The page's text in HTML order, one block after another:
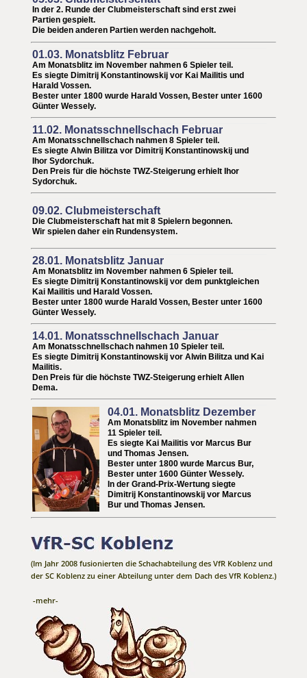
In der 2. Runde der Clubmeisterschaft sind erst zwei
Partien gespielt.
Die beiden anderen Partien werden nachgeholt.
01.03. Monatsblitz Februar
Am Monatsblitz im November nahmen 6 Spieler teil.
Es siegte Dimitrij Konstantinowskij vor Kai Mailitis und
Harald Vossen.
Bester unter 1800 wurde Harald Vossen,Bester unter 1600
Günter Wessely.
11.02. Monatsschnellschach Februar
Am Monatsschnellschach nahmen 8 Spieler teil.
Es siegte Alwin Bilitza vor Dimitrij Konstantinowskijund
Ihor Sydorchuk.
Den Preis für die höchste TWZ-Steigerung erhielt I hor
Sydorchuk.
09.02. Clubmeisterschaft
Die Clubmeisterschaft hat mit 8 Spielern begonnen.
Wir spielen daher ein Rundensystem.
28.01. Monatsblitz Januar
Am Monatsblitz im November nahmen 6 Spieler teil.
Es siegte Dimitrij Konstantinowskij vor dem punktgleichen
Kai Mailitis und Harald Vossen.
Bester unter 1800 wurde Harald Vossen,Bester unter 1600
Günter Wessely.
14.01. Monatsschnellschach Januar
Am Monatsschnellschach nahmen 10 Spieler teil.
Es siegte Dimitrij Konstantinowskij vor Alwin Bilitza und Kai
Mailitis.
Den Preis für die höchste TWZ-Steigerung erhielt Allen
Dema.
04.01. Monatsblitz Dezember
Am Monatsblitz im November nahmen
11 Spieler teil.
Es siegte Kai Mailitis vorMarcus Bur
und Thomas Jensen.
Bester unter 1800 wurde Marcus Bur,
Bester unter 1600 Günter Wessely.
In der Grand-Prix-Wertung siegte
Dimitrij Konstantinowskij vor Marcus
Bur und Thomas Jensen.
(Im Jahr 2008 fusionierten die Schachabteilung des VfR Koblenz und
der SC Koblenz zu einer Abteilung unter dem Dach des VfR Koblenz.)
-mehr-